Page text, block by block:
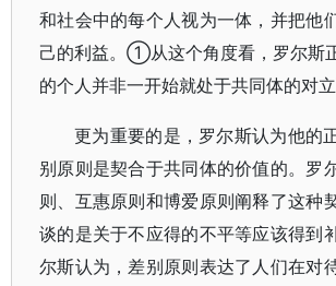
和社会中的每个人视为一体，并把他
己的利益。①从这个角度看，罗尔斯
的个人并非一开始就处于共同体的对立
更为重要的是，罗尔斯认为他的
别原则是契合于共同体的价值的。罗
则、互惠原则和博爱原则阐释了这种
谈的是关于不应得的不平等应该得到
尔斯认为，差别原则表达了人们在对